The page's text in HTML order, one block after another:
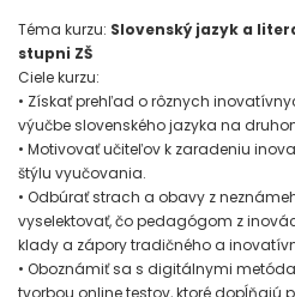
Téma kurzu: Slovenský jazyk a
stupni ZŠ
Ciele kurzu:
• Získať prehľad o rôznych
výučbe slovenského jazyka na
• Motivovať učiteľov k zaradeniu
štýlu vyučovania.
• Odbúrať strach a obavy z
vyselektovať, čo pedagógom z
klady a zápory tradičného a
• Oboznámiť sa s digitálnymi
tvorbou online testov, ktoré dopĺňajú